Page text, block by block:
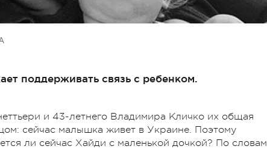
поддерживать связь с ребенком.
и 43-летнего Владимира Кличко их общая
сейчас малышка живет в Украине. Поэтому
ли сейчас Хайди с маленькой дочкой? По словам